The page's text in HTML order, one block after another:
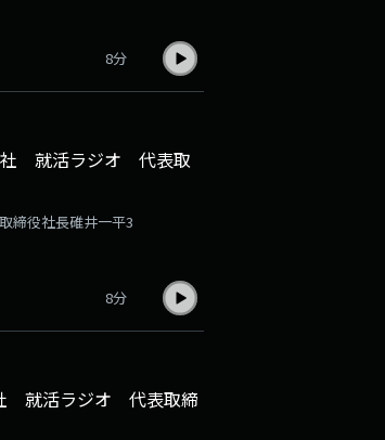
8分
社 就活ラジオ 代表取
締役社長碓井一平3
8分
就活ラジオ 代表取締